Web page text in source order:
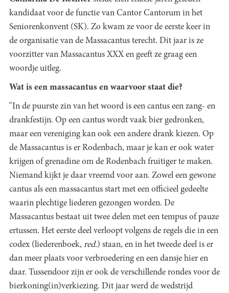
kandidaat voor de functie van Cantor Cantorum in het
Seniorenkonvent (SK). Zo kwam ze voor de eerste keer in
de organisatie van de Massacantus terecht. Dit jaar is ze
voorzitter van Massacantus XXX en geeft ze graag een
woordje uitleg.
Wat is een massacantus en waarvoor staat die?
"In de puurste zin van het woord is een cantus een zang- en
drankfestijn. Op een cantus wordt vaak bier gedronken,
maar een vereniging kan ook een andere drank kiezen. Op
de Massacantus is er Rodenbach, maar je kan er ook water
krijgen of grenadine om de Rodenbach fruitiger te maken.
Niemand kijkt je daar vreemd voor aan. Zowel een gewone
cantus als een massacantus start met een officieel gedeelte
waarin plechtige liederen gezongen worden. De
Massacantus bestaat uit twee delen met een tempus of pauze
ertussen. Het eerste deel verloopt volgens de regels die in een
codex (liederenboek, red.) staan, en in het tweede deel is er
dan meer plaats voor verbroedering en een dansje hier en
daar. Tussendoor zijn er ook de verschillende rondes voor de
bierkoning(in)verkiezing. Dit jaar werd de wedstrijd